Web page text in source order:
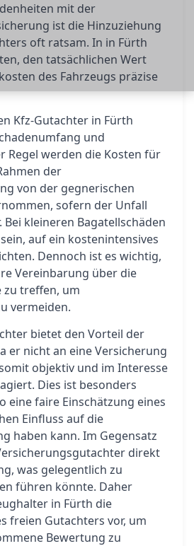
mit der
ist die Hinzuziehung
oft ratsam. In in Fürth
den tatsächlichen Wert
des Fahrzeugs präzise
Kfz-Gutachter in Fürth
und
Regel werden die Kosten für
der
von der gegnerischen
sofern der Unfall
kleineren Bagatellschäden
auf ein kostenintensives
Dennoch ist es wichtig,
Vereinbarung über die
zu treffen, um
vermeiden.
bietet den Vorteil der
er nicht an eine Versicherung
objektiv und im Interesse
Dies ist besonders
eine faire Einschätzung eines
Einfluss auf die
haben kann. Im Gegensatz
direkt
was gelegentlich zu
führen könnte. Daher
in Fürth die
freien Gutachters vor, um
Bewertung zu